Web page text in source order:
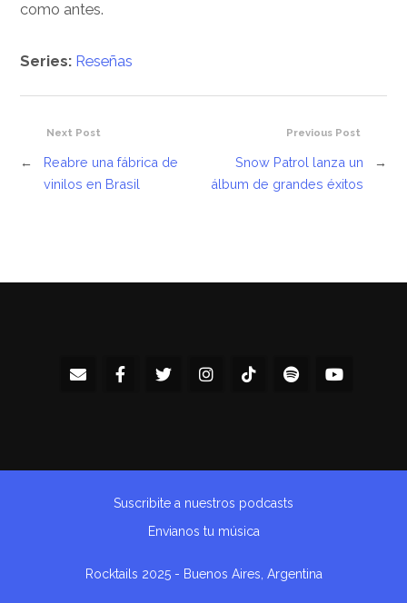
como antes.
Series: Reseñas
Previous Post
Snow Patrol lanza un
álbum de grandes éxitos
→
Next Post
←
Reabre una fábrica de
vinilos en Brasil
Rocktails 2025 - Buenos Aires, Argentina
Suscribite a nuestros podcasts
Envianos tu música